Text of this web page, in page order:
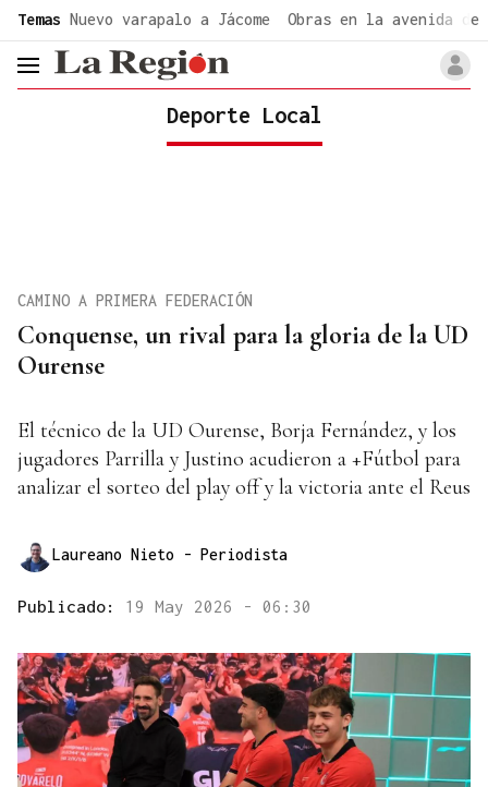
Temas Nuevo varapalo a Jácome Obras en la avenida de
header.menu.open
Deporte Local
Conquense, un rival para la gloria de la UD
Ourense
CAMINO A PRIMERA FEDERACIÓN
El técnico de la UD Ourense, Borja Fernández, y los
jugadores Parrilla y Justino acudieron a +Fútbol para
analizar el sorteo del play off y la victoria ante el Reus
Laureano Nieto - Periodista
Publicado: 19 May 2026 - 06:30